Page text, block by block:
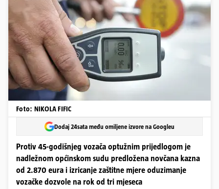
Foto: NIKOLA FIFIC
Dodaj 24sata među omiljene izvore na Googleu
Protiv 45-godišnjeg vozača optužnim prijedlogom je
nadležnom općinskom sudu predložena novčana kazna
od 2.870 eura i izricanje zaštitne mjere oduzimanje
vozačke dozvole na rok od tri mjeseca